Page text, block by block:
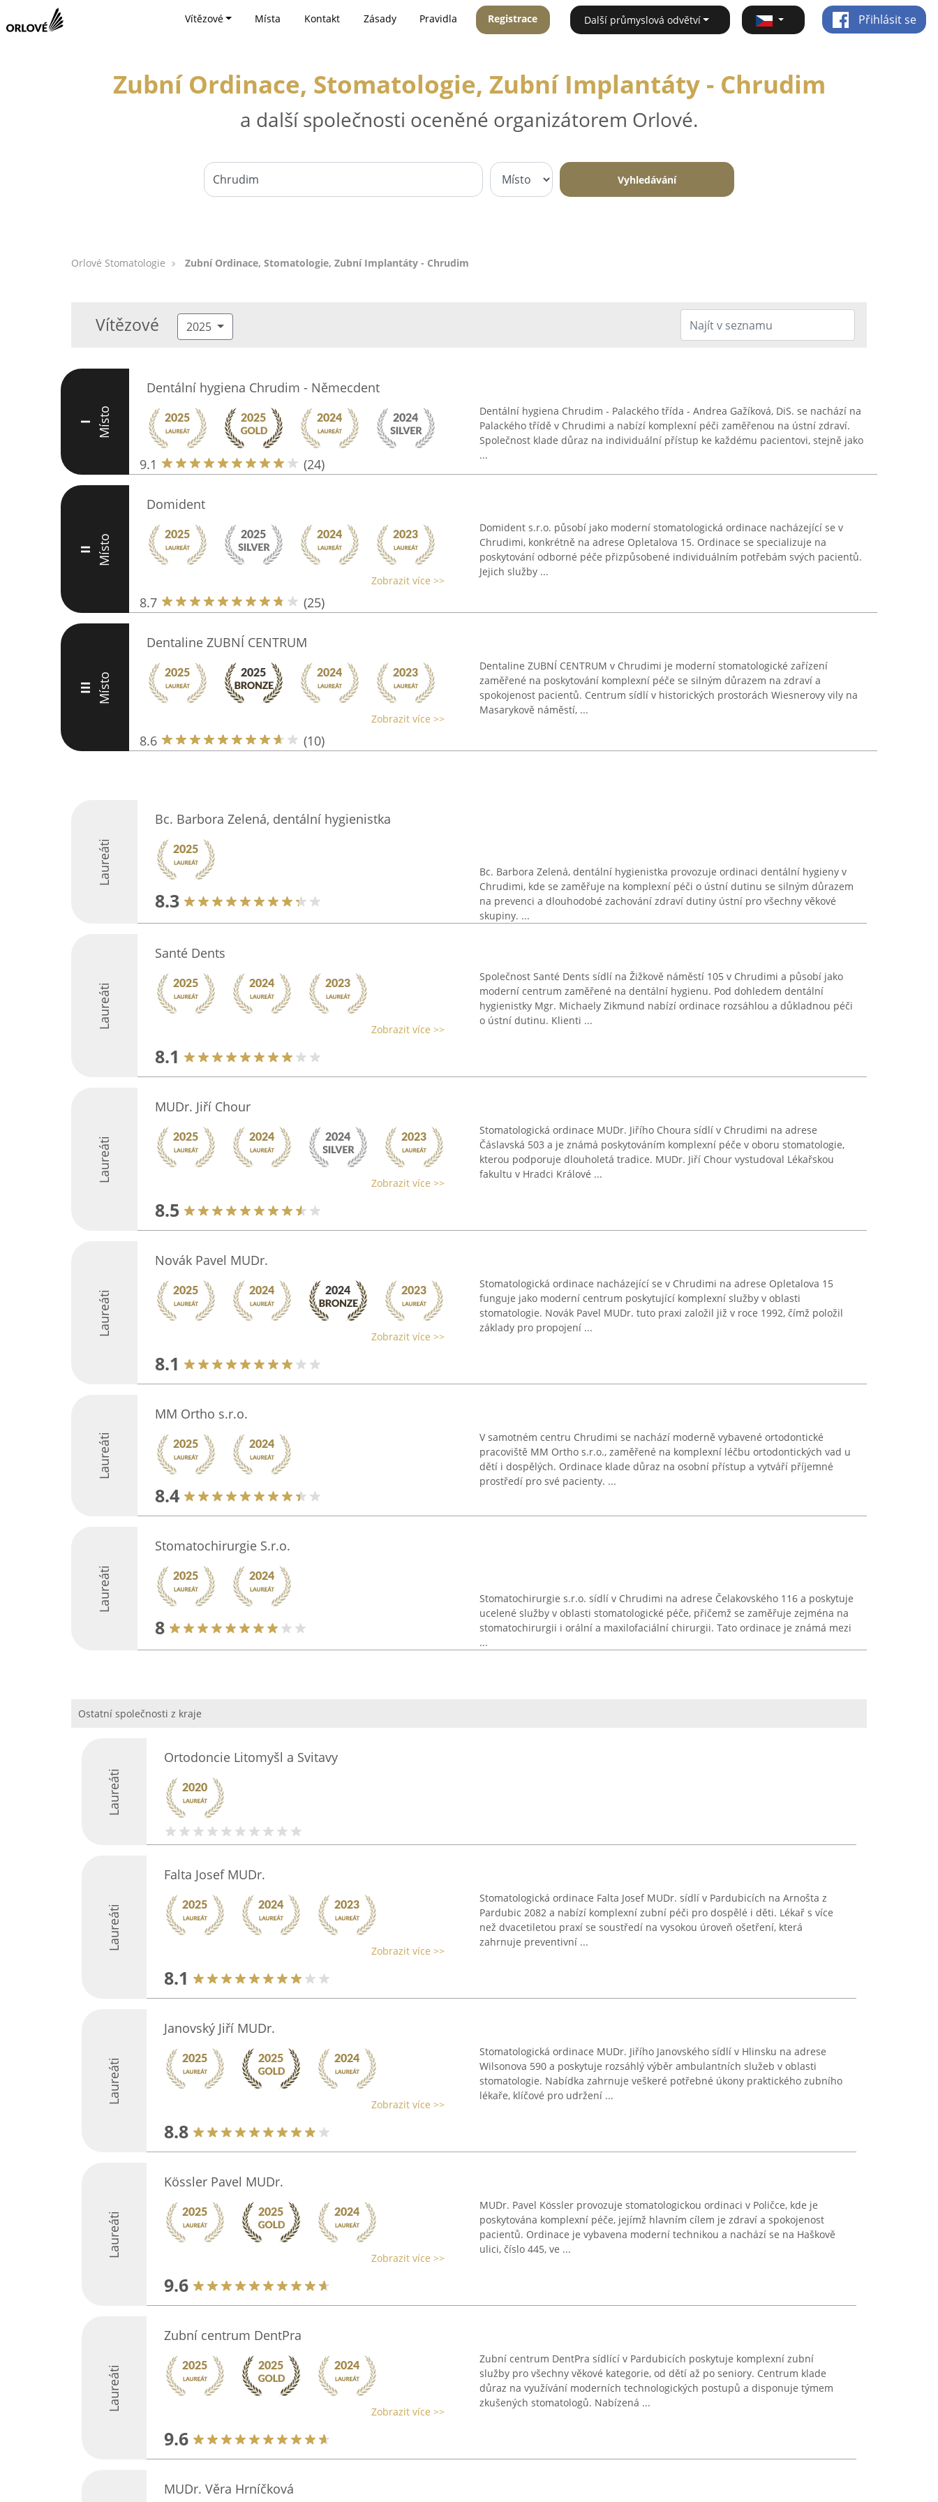
Vítězové Místa Kontakt Zásady Pravidla Registrace Další průmyslová odvětví Přihlásit se
Zubní Ordinace, Stomatologie, Zubní Implantáty - Chrudim
a další společnosti oceněné organizátorem Orlové.
Vyhledávání
Orlové Stomatologie Zubní Ordinace, Stomatologie, Zubní Implantáty - Chrudim
Vítězové 2025
I Místo
Dentální hygiena Chrudim - Němecdent
9.1 (24)
Dentální hygiena Chrudim - Palackého třída - Andrea Gažíková, DiS. se nachází na
Palackého třídě v Chrudimi a nabízí komplexní péči zaměřenou na ústní zdraví.
Společnost klade důraz na individuální přístup ke každému pacientovi, stejně jako
...
II Místo
Domident
Zobrazit více >>
8.7 (25)
Domident s.r.o. působí jako moderní stomatologická ordinace nacházející se v
Chrudimi, konkrétně na adrese Opletalova 15. Ordinace se specializuje na
poskytování odborné péče přizpůsobené individuálním potřebám svých pacientů.
Jejich služby ...
III Místo
Dentaline ZUBNÍ CENTRUM
Zobrazit více >>
8.6 (10)
Dentaline ZUBNÍ CENTRUM v Chrudimi je moderní stomatologické zařízení
zaměřené na poskytování komplexní péče se silným důrazem na zdraví a
spokojenost pacientů. Centrum sídlí v historických prostorách Wiesnerovy vily na
Masarykově náměstí, ...
Laureáti
Bc. Barbora Zelená, dentální hygienistka
8.3
Bc. Barbora Zelená, dentální hygienistka provozuje ordinaci dentální hygieny v
Chrudimi, kde se zaměřuje na komplexní péči o ústní dutinu se silným důrazem
na prevenci a dlouhodobé zachování zdraví dutiny ústní pro všechny věkové
skupiny. ...
Laureáti
Santé Dents
Zobrazit více >>
8.1
Společnost Santé Dents sídlí na Žižkově náměstí 105 v Chrudimi a působí jako
moderní centrum zaměřené na dentální hygienu. Pod dohledem dentální
hygienistky Mgr. Michaely Zikmund nabízí ordinace rozsáhlou a důkladnou péči
o ústní dutinu. Klienti ...
Laureáti
MUDr. Jiří Chour
Zobrazit více >>
8.5
Stomatologická ordinace MUDr. Jiřího Choura sídlí v Chrudimi na adrese
Čáslavská 503 a je známá poskytováním komplexní péče v oboru stomatologie,
kterou podporuje dlouholetá tradice. MUDr. Jiří Chour vystudoval Lékařskou
fakultu v Hradci Králové ...
Laureáti
Novák Pavel MUDr.
Zobrazit více >>
8.1
Stomatologická ordinace nacházející se v Chrudimi na adrese Opletalova 15
funguje jako moderní centrum poskytující komplexní služby v oblasti
stomatologie. Novák Pavel MUDr. tuto praxi založil již v roce 1992, čímž položil
základy pro propojení ...
Laureáti
MM Ortho s.r.o.
8.4
V samotném centru Chrudimi se nachází moderně vybavené ortodontické
pracoviště MM Ortho s.r.o., zaměřené na komplexní léčbu ortodontických vad u
dětí i dospělých. Ordinace klade důraz na osobní přístup a vytváří příjemné
prostředí pro své pacienty. ...
Laureáti
Stomatochirurgie S.r.o.
8
Stomatochirurgie s.r.o. sídlí v Chrudimi na adrese Čelakovského 116 a poskytuje
ucelené služby v oblasti stomatologické péče, přičemž se zaměřuje zejména na
stomatochirurgii i orální a maxilofaciální chirurgii. Tato ordinace je známá mezi
...
Ostatní společnosti z kraje
Laureáti
Ortodoncie Litomyšl a Svitavy
Laureáti
Falta Josef MUDr.
Zobrazit více >>
8.1
Stomatologická ordinace Falta Josef MUDr. sídlí v Pardubicích na Arnošta z
Pardubic 2082 a nabízí komplexní zubní péči pro dospělé i děti. Lékař s více
než dvacetiletou praxí se soustředí na vysokou úroveň ošetření, která
zahrnuje preventivní ...
Laureáti
Janovský Jiří MUDr.
Zobrazit více >>
8.8
Stomatologická ordinace MUDr. Jiřího Janovského sídlí v Hlinsku na adrese
Wilsonova 590 a poskytuje rozsáhlý výběr ambulantních služeb v oblasti
stomatologie. Nabídka zahrnuje veškeré potřebné úkony praktického zubního
lékaře, klíčové pro udržení ...
Laureáti
Kössler Pavel MUDr.
Zobrazit více >>
9.6
MUDr. Pavel Kössler provozuje stomatologickou ordinaci v Poličce, kde je
poskytována komplexní péče, jejímž hlavním cílem je zdraví a spokojenost
pacientů. Ordinace je vybavena moderní technikou a nachází se na Haškově
ulici, číslo 445, ve ...
Laureáti
Zubní centrum DentPra
Zobrazit více >>
9.6
Zubní centrum DentPra sídlící v Pardubicích poskytuje komplexní zubní
služby pro všechny věkové kategorie, od dětí až po seniory. Centrum klade
důraz na využívání moderních technologických postupů a disponuje týmem
zkušených stomatologů. Nabízená ...
MUDr. Věra Hrníčková